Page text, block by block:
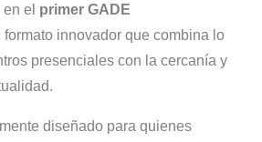
el primer GADE
formato innovador que combina lo
presenciales con la cercanía y
diseñado para quienes